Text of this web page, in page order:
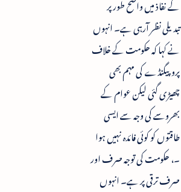
تبدیلی نظر آرہی ہے۔ انہوں
نے کہا کہ حکومت کے خلاف
پروپیگنڈے کی مہم بھی
چھیڑی گئی لیکن عوام کے
بھروسے کی وجہ سے ایسی
طاقتوں کو کوئی فائدہ نہیں ہوا
۔، حکومت کی توجہ صرف اور
صرف ترقی پر ہے۔ انہوں